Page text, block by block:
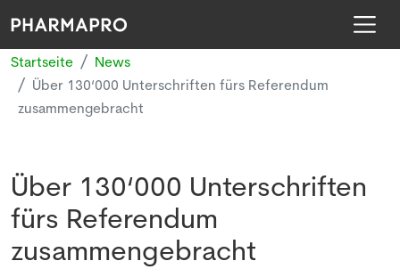
Startseite
News
Über 130‘000 Unterschriften fürs Referendum
zusammengebracht
Über 130‘000 Unterschriften
fürs Referendum
zusammengebracht